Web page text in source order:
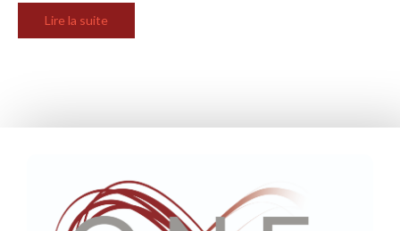
Lire la suite